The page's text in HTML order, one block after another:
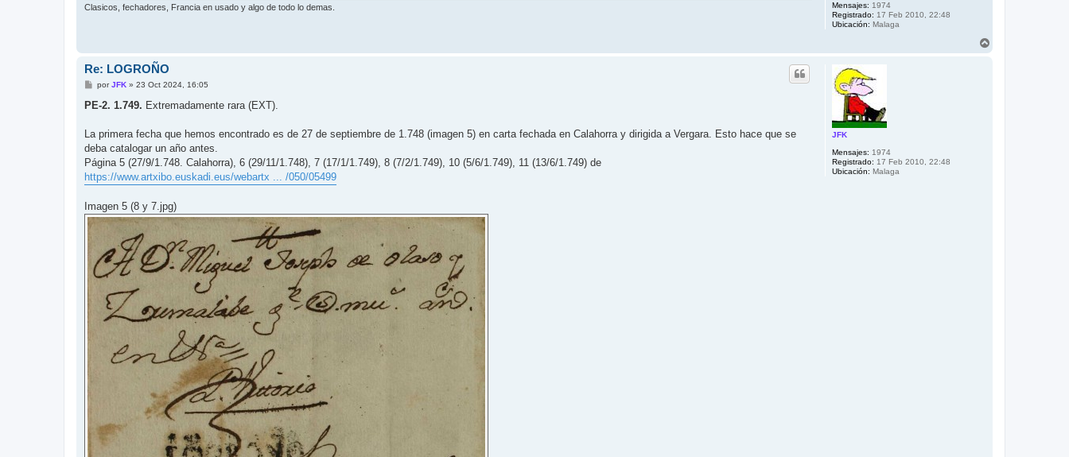
Mensajes: 1974
Registrado: 17 Feb 2010, 22:48
Ubicación: Malaga
Clasicos, fechadores, Francia en usado y algo de todo lo demas.
JFK
Mensajes: 1974
Registrado: 17 Feb 2010, 22:48
Ubicación: Malaga
Re: LOGROÑO
M
n
j
porJFK» 23 Oct 2024, 16:05
PE-2. 1.749. Extremadamente rara (EXT).
La primera fecha que hemos encontrado es de 27 de septiembre de 1.748 (imagen 5) en carta fechada en Calahorra y dirigida a Vergara. Esto hace que se
deba catalogar un año antes.
Página 5 (27/9/1.748. Calahorra), 6 (29/11/1.748), 7 (17/1/1.749), 8 (7/2/1.749), 10 (5/6/1.749), 11 (13/6/1.749) de
https://www.artxibo.euskadi.eus/webartx ... /050/05499
Imagen 5 (8 y 7.jpg)